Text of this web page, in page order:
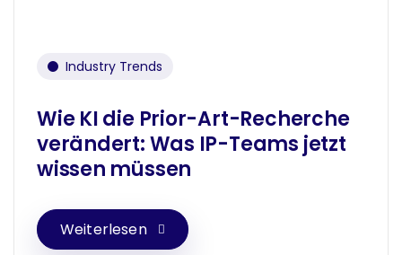
Industry Trends
Wie KI die Prior-Art-Recherche
verändert: Was IP-Teams jetzt
wissen müssen
Weiterlesen